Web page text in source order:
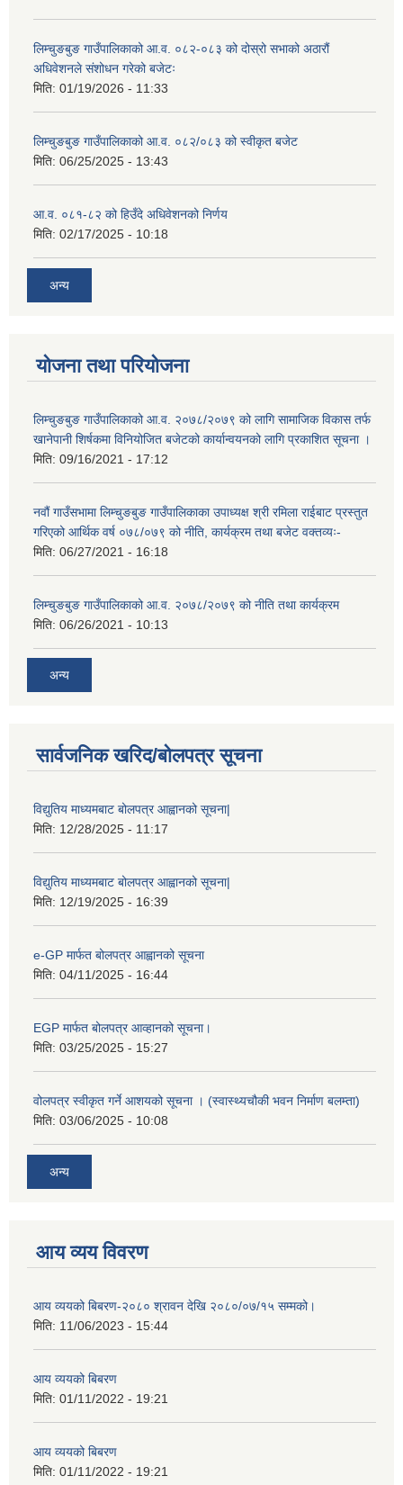
लिम्चुङबुङ गाउँपालिकाको आ.व. ०८२-०८३ को दोस्रो सभाको अठारौं
अधिवेशनले संशोधन गरेको बजेटः
मिति: 01/19/2026 - 11:33
लिम्चुङबुङ गाउँपालिकाको आ.व. ०८२/०८३ को स्वीकृत बजेट
मिति: 06/25/2025 - 13:43
आ.व. ०८१-८२ को हिउँदे अधिवेशनको निर्णय
मिति: 02/17/2025 - 10:18
अन्य
योजना तथा परियोजना
लिम्चुङबुङ गाउँपालिकाको आ.व. २०७८/२०७९ को लागि सामाजिक विकास तर्फ
खानेपानी शिर्षकमा विनियोजित बजेटको कार्यान्वयनको लागि प्रकाशित सूचना ।
मिति: 09/16/2021 - 17:12
नवौं गाउँसभामा लिम्चुङबुङ गाउँपालिकाका उपाध्यक्ष श्री रमिला राईबाट प्रस्तुत
गरिएको आर्थिक वर्ष ०७८/०७९ को नीति, कार्यक्रम तथा बजेट वक्तव्यः-
मिति: 06/27/2021 - 16:18
लिम्चुङबुङ गाउँपालिकाको आ.व. २०७८/२०७९ को नीति तथा कार्यक्रम
मिति: 06/26/2021 - 10:13
अन्य
सार्वजनिक खरिद/बोलपत्र सूचना
विद्युतिय माध्यमबाट बोलपत्र आह्वानको सूचना|
मिति: 12/28/2025 - 11:17
विद्युतिय माध्यमबाट बोलपत्र आह्वानको सूचना|
मिति: 12/19/2025 - 16:39
e-GP मार्फत बोलपत्र आह्वानको सूचना
मिति: 04/11/2025 - 16:44
EGP मार्फत बोलपत्र आव्हानको सूचना।
मिति: 03/25/2025 - 15:27
वोलपत्र स्वीकृत गर्ने आशयको सूचना । (स्वास्थ्यचौकी भवन निर्माण बलम्ता)
मिति: 03/06/2025 - 10:08
अन्य
आय व्यय विवरण
आय व्ययको बिबरण-२०८० श्रावन देखि २०८०/०७/१५ सम्मको।
मिति: 11/06/2023 - 15:44
आय व्ययको बिबरण
मिति: 01/11/2022 - 19:21
आय व्ययको बिबरण
मिति: 01/11/2022 - 19:21